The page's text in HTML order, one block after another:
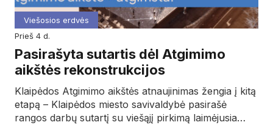
Viešosios erdvės
prieš 4 d.
Pasirašyta sutartis dėl Atgimimo
aikštės rekonstrukcijos
Klaipėdos Atgimimo aikštės atnaujinimas žengia į kitą
etapą – Klaipėdos miesto savivaldybė pasirašė
rangos darbų sutartį su viešąjį pirkimą laimėjusia…